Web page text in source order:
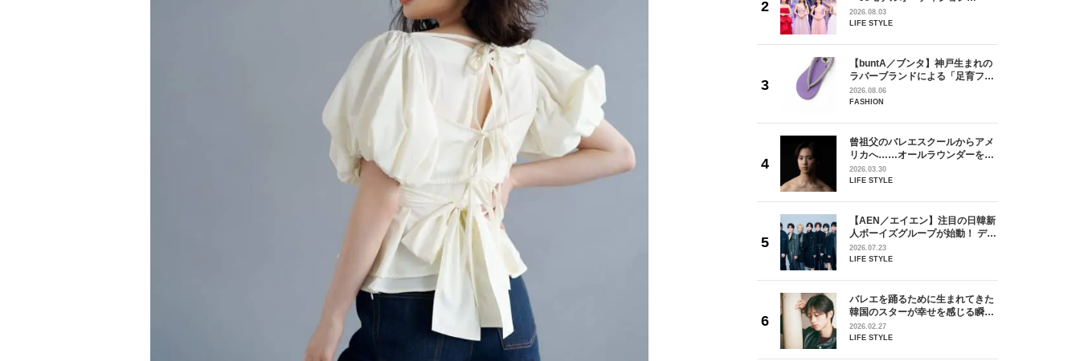
い“オールインワン”アイテム〈ビ
ューティ＆ファッション夏の必需
品〉
2026.08.05
BEAUTY
【体験レポ】 ニュウマン高輪！
uka新店舗「uka store / Care &
Share」でネイルケア体験！JJア
フタヌーンティー来場者限定チケ
ットも
2025.09.25
【J’s Picks】J-GIRL早坂萌香の
徹底した日焼けケア！ でも、いち
ばん大切なのは…〈ビューティ＆
ファッション夏の必需品〉
2026.07.24
BEAUTY
【注目アーティストRainy。っ
て？】自称“コスメオタク見習
い”のポーチの中身、拝見しま
す！
2026.01.30
BEAUTY
【JJ専属モデルの素顔】ツヤと輝
きを放つ美肌を生み出す松川 星の
愛用スキンケア
【AEN／エイエン】注目の日韓新
人ボーイズグループが始動！ デビ
ュー目前のフレッシュな面々を独
2026.07.23
2027」が募集開始！ 予選ブロッ
クは候補生の“魅力”を重視した
2026.08.03
LIFE STYLE
【buntA／ブンタ】神戸生まれの
ラバーブランドによる「足育フッ
トウェア」。伊勢丹新宿店でPOP-
UP開催中！
2026.08.06
FASHION
曾祖父のバレエスクールからアメ
リカへ……オールラウンダーを目
指すダンサーは踊ることが好きす
ぎる【王子様の推しドコロ】
2026.03.30
LIFE STYLE
【AEN／エイエン】注目の日韓新
人ボーイズグループが始動！ デビ
ュー目前のフレッシュな面々を独
占インタビュー。7人の魅力に迫
2026.07.23
LIFE STYLE
バレエを踊るために生まれてきた
韓国のスターが幸せを感じる瞬間
【王子様の推しドコロ】vol.28
チョン・ミンチョルさん
2026.02.27
LIFE STYLE